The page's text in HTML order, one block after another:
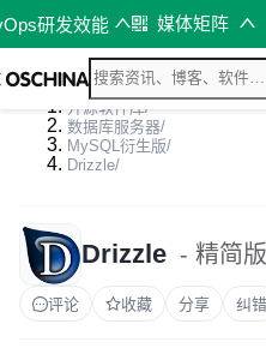
研发效能 媒体矩阵
开源软件库/
数据库服务器/
MySQL衍生版/
Drizzle/
Drizzle - 精简
评论 收藏 分享 纠错